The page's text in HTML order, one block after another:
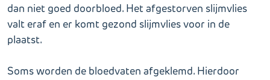
dan niet goed doorbloed. Het afgestorven slijmvlies
valt eraf en er komt gezond slijmvlies voor in de
plaatst.
Soms worden de bloedvaten afgeklemd. Hierdoor